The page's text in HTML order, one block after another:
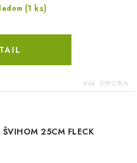
(1 ks)
Kód: 11992/BLA
25CM FLECK